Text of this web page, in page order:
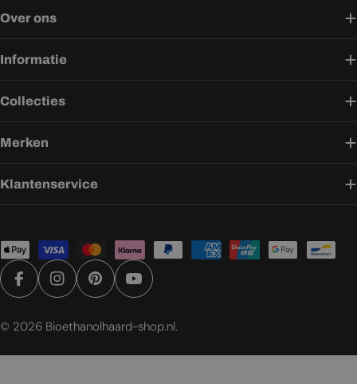
Over ons
Informatie
Collecties
Merken
Klantenservice
Betaalmethoden
FacebookInstagramPinterestYouTube
© 2026 Bioethanolhaard-shop.nl.